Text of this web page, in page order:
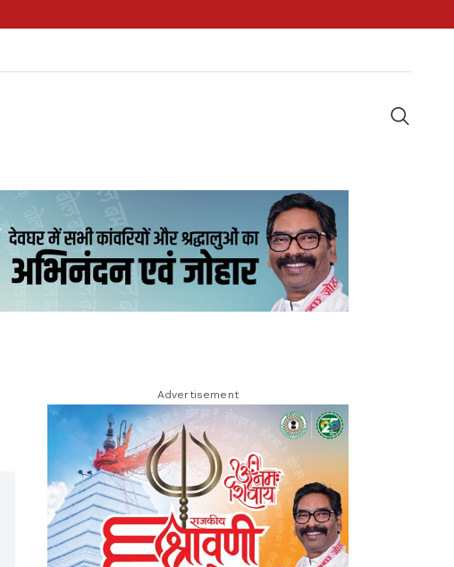
Advertisement